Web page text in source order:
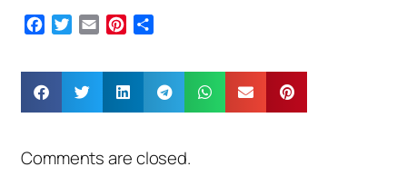
Facebook
Twitter
Email Pinterest
Comments are closed.